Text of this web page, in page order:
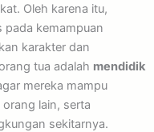
Oleh karena itu,
pada kemampuan
karakter dan
tua adalah mendidik
mereka mampu
lain, serta
sekitarnya.